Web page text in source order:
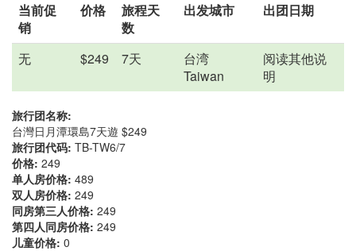
当前促
销
价格
旅程天
数
出发城市 出团日期
无 $249 7天
台湾
Taiwan
阅读其他说
明
旅行团名称:
台灣日月潭環島7天遊 $249
旅行团代码: TB-TW6/7
价格: 249
单人房价格: 489
双人房价格: 249
同房第三人价格: 249
第四人同房价格: 249
儿童价格: 0